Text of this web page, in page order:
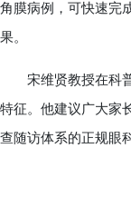
角膜病例，可快速完
果。
宋维贤教授在科普
特征。他建议广大家
查随访体系的正规眼